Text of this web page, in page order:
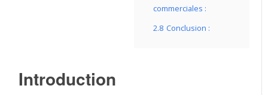
commerciales :
2.8 Conclusion :
Introduction